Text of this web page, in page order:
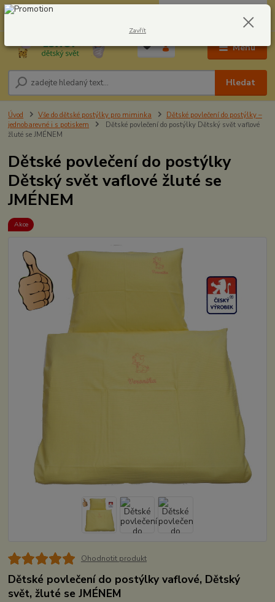
Menu
Hledat
604278943 0,00 Kč
Úvod Vše do dětské postýlky pro miminka
Dětské povlečení do postýlky –
jednobarevné i s potiskem
Dětské povlečení do postýlky Dětský svět vaflové
žluté se JMÉNEM
Dětské povlečení do postýlky
Dětský svět vaflové žluté se
JMÉNEM
Akce
Ohodnotit produkt
Dětské povlečení do postýlky vaflové, Dětský
svět, žluté se JMÉNEM
Zavřít